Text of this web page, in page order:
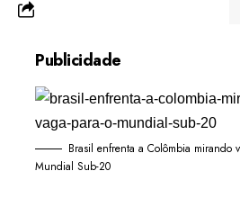
Publicidade
Brasil enfrenta a Colômbia mirando
Mundial Sub-20